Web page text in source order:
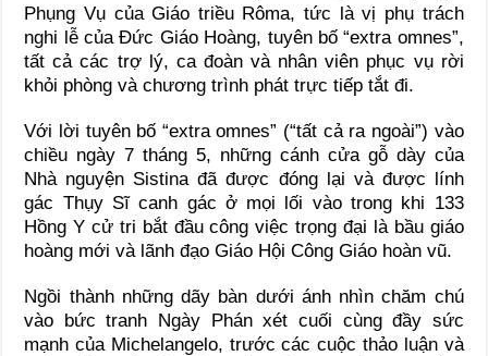
Phụng Vụ của Giáo triều Rôma, tức là vị phụ trách
nghi lễ của Đức Giáo Hoàng, tuyên bố “extra omnes”,
tất cả các trợ lý, ca đoàn và nhân viên phục vụ rời
khỏi phòng và chương trình phát trực tiếp tắt đi.
Với lời tuyên bố “extra omnes” (“tất cả ra ngoài”) vào
chiều ngày 7 tháng 5, những cánh cửa gỗ dày của
Nhà nguyện Sistina đã được đóng lại và được lính
gác Thụy Sĩ canh gác ở mọi lối vào trong khi 133
Hồng Y cử tri bắt đầu công việc trọng đại là bầu giáo
hoàng mới và lãnh đạo Giáo Hội Công Giáo hoàn vũ.
Ngồi thành những dãy bàn dưới ánh nhìn chăm chú
vào bức tranh Ngày Phán xét cuối cùng đầy sức
mạnh của Michelangelo, trước các cuộc thảo luận và